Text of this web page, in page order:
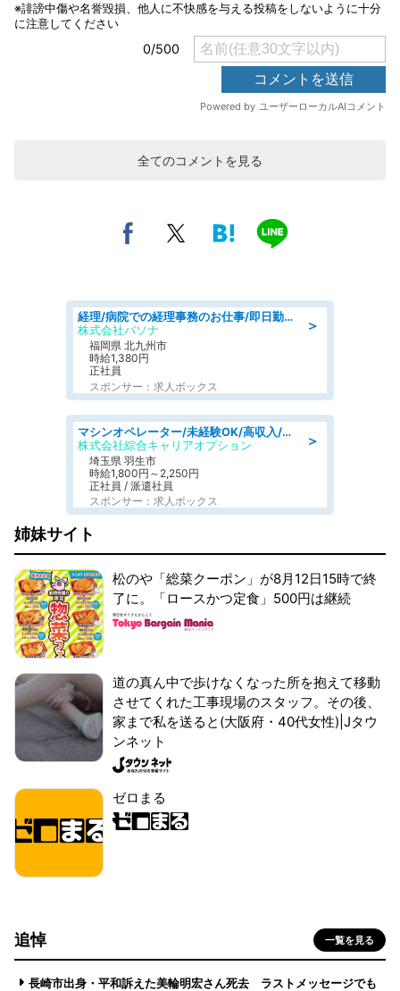
全てのコメントを見る
＞
経理/病院での経理事務のお仕事/即日勤務可/車通勤可/経理/一般事務
株式会社パソナ
福岡県 北九州市
時給1,380円
正社員
スポンサー：求人ボックス
＞
マシンオペレーター/未経験OK/高収入/日払いOK/交替制/20・30・40代活躍中
株式会社綜合キャリアオプション
埼玉県 羽生市
時給1,800円～2,250円
正社員 / 派遣社員
スポンサー：求人ボックス
姉妹サイト
松のや「総菜クーポン」が8月12日15時で終
了に。「ロースかつ定食」500円は継続
道の真ん中で歩けなくなった所を抱えて移動
させてくれた工事現場のスタッフ。その後、
家まで私を送ると(大阪府・40代女性)|Jタウ
ンネット
ゼロまる
追悼 一覧を見る
長崎市出身・平和訴えた美輪明宏さん死去 ラストメッセージでも